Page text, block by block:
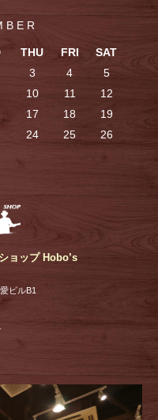
THU FRI
SAT
3 4
5
10 11
12
17 18
19
24 25
26
ョップ Hobo’s
ビルB1